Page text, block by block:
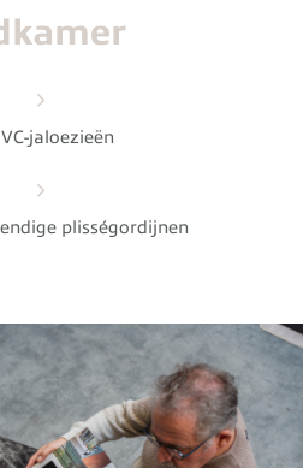
jaloezieën
plisségordijnen